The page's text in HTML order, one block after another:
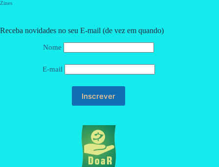
Zines
Receba novidades no seu E-mail (de vez em quando)
Nome
E-mail